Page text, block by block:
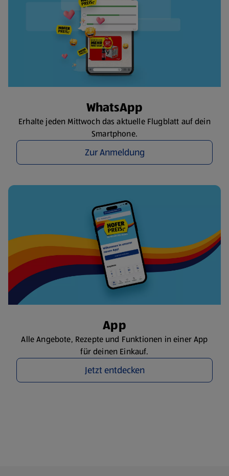
WhatsApp
Erhalte jeden Mittwoch das aktuelle Flugblatt auf dein
Smartphone.
Zur Anmeldung
App
Alle Angebote, Rezepte und Funktionen in einer App
für deinen Einkauf.
Jetzt entdecken